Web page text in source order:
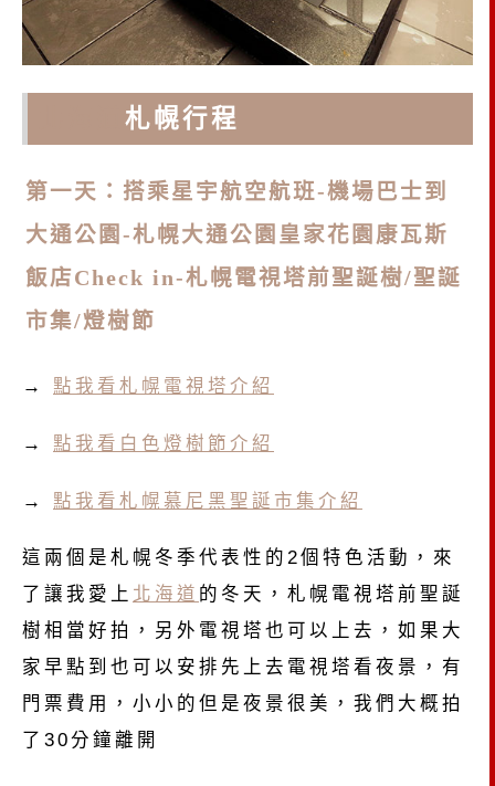
札幌行程
第一天：搭乘星宇航空航班-機場巴士到
大通公園-札幌大通公園皇家花園康瓦斯
飯店Check in-札幌電視塔前聖誕樹/聖誕
市集/燈樹節
→ 點我看札幌電視塔介紹
→ 點我看白色燈樹節介紹
→ 點我看札幌慕尼黑聖誕市集介紹
這兩個是札幌冬季代表性的2個特色活動，來
了讓我愛上 北海道 的冬天，札幌電視塔前聖誕
樹相當好拍，另外電視塔也可以上去，如果大
家早點到也可以安排先上去電視塔看夜景，有
門票費用，小小的但是夜景很美，我們大概拍
了30分鐘離開